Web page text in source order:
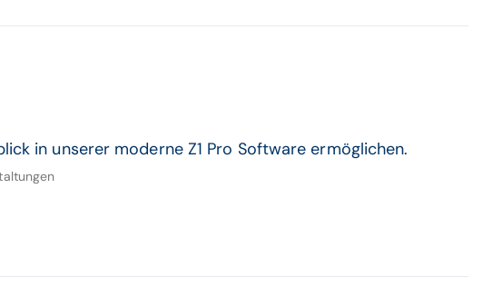
in unserer moderne Z1 Pro Software ermöglichen.